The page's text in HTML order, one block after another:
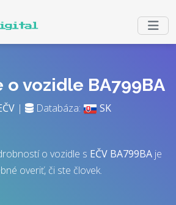
vozidle BA799BA
| Databáza: SK
o vozidle s EČV BA799BA je
overiť, či ste človek.